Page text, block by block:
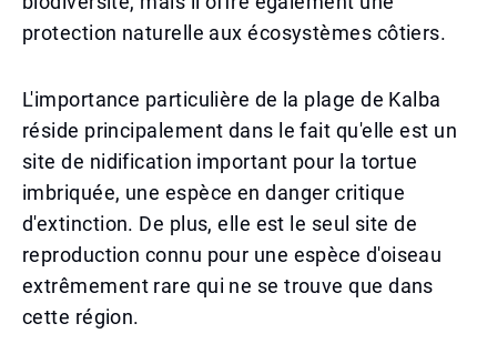
protection naturelle aux écosystèmes côtiers.
L'importance particulière de la plage de Kalba
réside principalement dans le fait qu'elle est un
site de nidification important pour la tortue
imbriquée, une espèce en danger critique
d'extinction. De plus, elle est le seul site de
reproduction connu pour une espèce d'oiseau
extrêmement rare qui ne se trouve que dans
cette région.